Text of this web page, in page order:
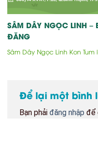
SÂM DÂY NGỌC LINH –
ĐĂNG
Sâm Dây Ngọc Linh Kon
Để lại một bình
Bạn phải đăng nhập để